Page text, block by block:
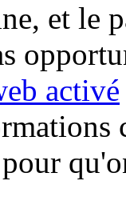
et le
activé